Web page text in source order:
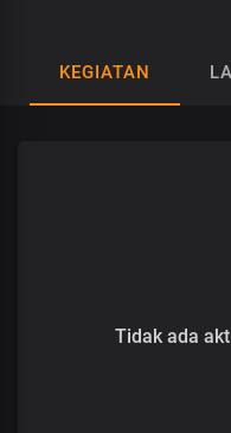
KEGIATAN
Tidak ada